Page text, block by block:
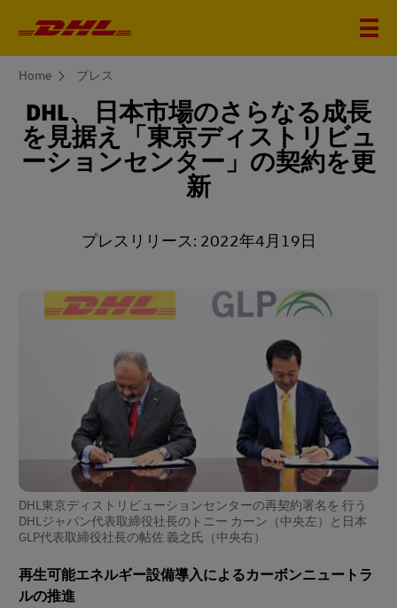
You
Home プレス
DHL、日本市場のさらなる成長
を見据え「東京ディストリビュ
ーションセンター」の契約を更
新
プレスリリース: 2022年4月19日
DHL東京ディストリビューションセンターの再契約署名を 行う
DHLジャパン代表取締役社長のトニー カーン（中央左）と日本
GLP代表取締役社長の帖佐 義之氏（中央右）
再生可能エネルギー設備導入によるカーボンニュートラ
ルの推進